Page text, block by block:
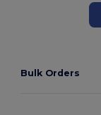
Bulk Orders